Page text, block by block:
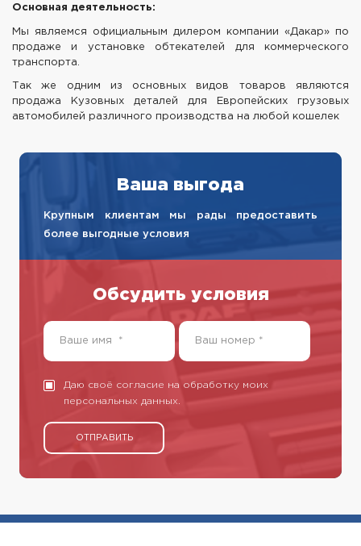
Основная деятельность:
Мы являемся официальным дилером компании «Дакар» по
продаже и установке обтекателей для коммерческого
транспорта.
Так же одним из основных видов товаров являются
продажа Кузовных деталей для Европейских грузовых
автомобилей различного производства на любой кошелек
Ваша выгода
Крупным клиентам мы рады предоставить
более выгодные условия
Обсудить условия
Даю своё согласие на обработку моих
персональных данных.
ОТПРАВИТЬ